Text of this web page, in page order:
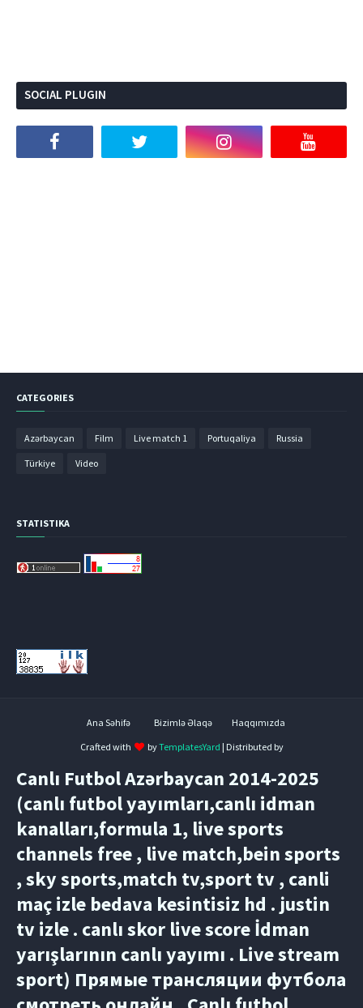
SOCIAL PLUGIN
CATEGORIES
Azərbaycan Film Live match 1 Portuqaliya Russia
Türkiye Video
STATISTIKA
Ana Səhifə Bizimlə Əlaqə
Haqqımızda
Crafted with
byTemplatesYard | Distributed by
Canlı Futbol Azərbaycan 2014-2025
(canlı futbol yayımları,canlı idman
kanalları,formula 1, live sports
channels free , live match,bein sports
, sky sports,match tv,sport tv , canli
maç izle bedava kesintisiz hd . justin
tv izle . canlı skor live score İdman
yarışlarının canlı yayımı . Live stream
sport) Прямые трансляции футбола